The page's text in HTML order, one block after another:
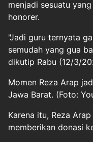
menjadi sesuatu
honorer.
"Jadi guru ternyata
semudah yang gua
dikutip Rabu (12/3/
Momen Reza Arap
Jawa Barat. (Foto:
Karena itu, Reza
memberikan donasi